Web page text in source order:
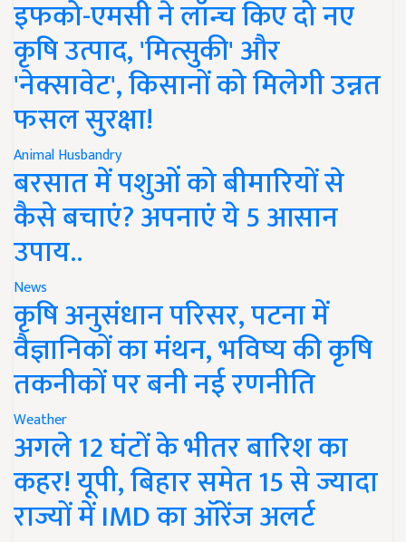
इफको-एमसी ने लॉन्च किए दो नए
कृषि उत्पाद, 'मित्सुकी' और
'नेक्सावेट', किसानों को मिलेगी उन्नत
फसल सुरक्षा!
Animal Husbandry
बरसात में पशुओं को बीमारियों से
कैसे बचाएं? अपनाएं ये 5 आसान
उपाय..
News
कृषि अनुसंधान परिसर, पटना में
वैज्ञानिकों का मंथन, भविष्य की कृषि
तकनीकों पर बनी नई रणनीति
Weather
अगले 12 घंटों के भीतर बारिश का
कहर! यूपी, बिहार समेत 15 से ज्यादा
राज्यों में IMD का ऑरेंज अलर्ट